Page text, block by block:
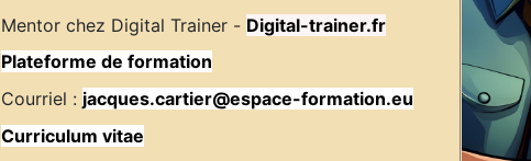
Digital-trainer.fr
Plateforme de formation
Courriel : jacques.cartier@espace-formation.eu
Curriculum vitae